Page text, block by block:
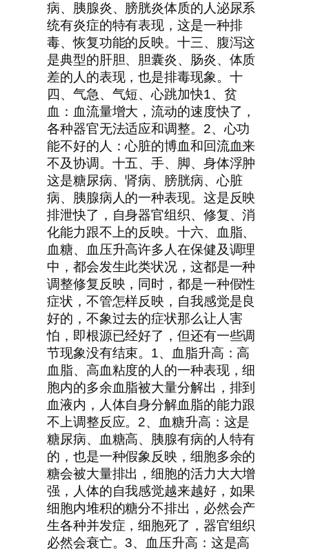
病、胰腺炎、膀胱炎体质的人泌尿系
统有炎症的特有表现，这是一种排
毒、恢复功能的反映。十三、腹泻这
是典型的肝胆、胆囊炎、肠炎、体质
差的人的表现，也是排毒现象。十
四、气急、气短、心跳加快1、贫
血：血流量增大，流动的速度快了，
各种器官无法适应和调整。2、心功
能不好的人：心脏的博血和回流血来
不及协调。十五、手、脚、身体浮肿
这是糖尿病、肾病、膀胱病、心脏
病、胰腺病人的一种表现。这是反映
排泄快了，自身器官组织、修复、消
化能力跟不上的反映。十六、血脂、
血糖、血压升高许多人在保健及调理
中，都会发生此类状况，这都是一种
调整修复反映，同时，都是一种假性
症状，不管怎样反映，自我感觉是良
好的，不象过去的症状那么让人害
怕，即根源已经好了，但还有一些调
节现象没有结束。1、血脂升高：高
血脂、高血粘度的人的一种表现，细
胞内的多余血脂被大量分解出，排到
血液内，人体自身分解血脂的能力跟
不上调整反应。2、血糖升高：这是
糖尿病、血糖高、胰腺有病的人特有
的，也是一种假象反映，细胞多余的
糖会被大量排出，细胞的活力大大增
强，人体的自我感觉越来越好，如果
细胞内堆积的糖分不排出，必然会产
生各种并发症，细胞死了，器官组织
必然会衰亡。3、血压升高：这是高